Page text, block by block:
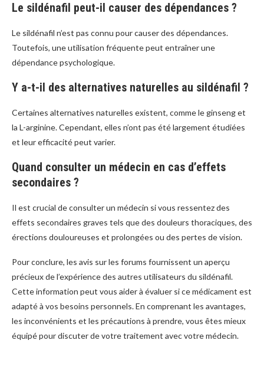
Le sildénafil peut-il causer des dépendances ?
Le sildénafil n’est pas connu pour causer des dépendances.
Toutefois, une utilisation fréquente peut entraîner une
dépendance psychologique.
Y a-t-il des alternatives naturelles au sildénafil ?
Certaines alternatives naturelles existent, comme le ginseng et
la L-arginine. Cependant, elles n’ont pas été largement étudiées
et leur efficacité peut varier.
Quand consulter un médecin en cas d’effets
secondaires ?
Il est crucial de consulter un médecin si vous ressentez des
effets secondaires graves tels que des douleurs thoraciques, des
érections douloureuses et prolongées ou des pertes de vision.
Pour conclure, les avis sur les forums fournissent un aperçu
précieux de l’expérience des autres utilisateurs du sildénafil.
Cette information peut vous aider à évaluer si ce médicament est
adapté à vos besoins personnels. En comprenant les avantages,
les inconvénients et les précautions à prendre, vous êtes mieux
équipé pour discuter de votre traitement avec votre médecin.